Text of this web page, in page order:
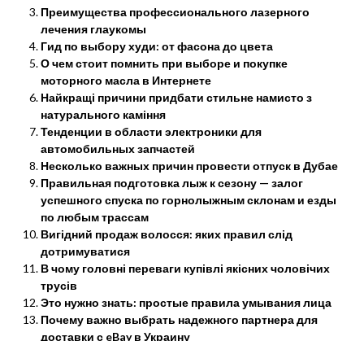
Преимущества профессионального лазерного
лечения глаукомы
Гид по выбору худи: от фасона до цвета
О чем стоит помнить при выборе и покупке
моторного масла в Интернете
Найкращі причини придбати стильне намисто з
натурального каміння
Тенденции в области электроники для
автомобильных запчастей
Несколько важных причин провести отпуск в Дубае
Правильная подготовка лыж к сезону — залог
успешного спуска по горнолыжным склонам и езды
по любым трассам
Вигідний продаж волосся: яких правил слід
дотримуватися
В чому головні переваги купівлі якісних чоловічих
трусів
Это нужно знать: простые правила умывания лица
Почему важно выбрать надежного партнера для
доставки с eBay в Украину